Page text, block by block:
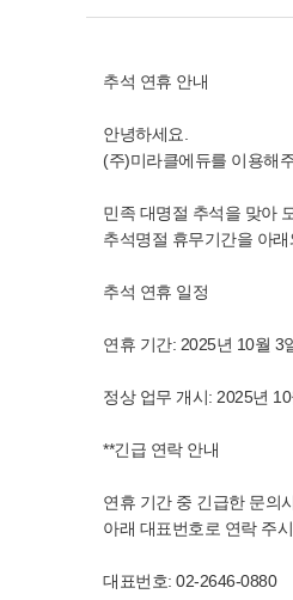
추석 연휴 안내
안녕하세요.
(주)미라클에듀를 이용해
민족 대명절 추석을 맞아
추석명절 휴무기간을 아
추석 연휴 일정
연휴 기간: 2025년 10월 3
정상 업무 개시: 2025년
**긴급 연락 안내
연휴 기간 중 긴급한 문의
아래 대표번호로 연락 주
대표번호: 02-2646-0880